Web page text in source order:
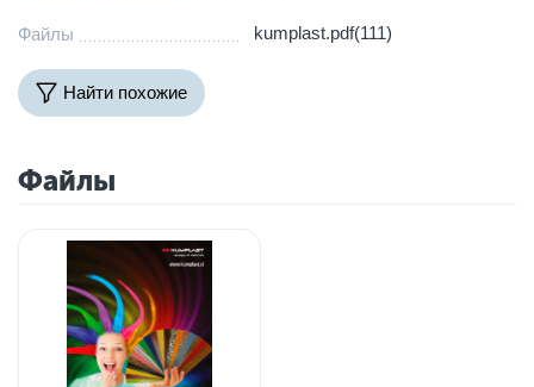
Файлы kumplast.pdf(111)
Найти похожие
Файлы